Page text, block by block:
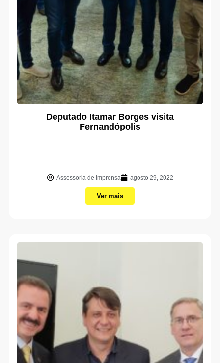
Deputado Itamar Borges visita
Fernandópolis
Assessoria de Imprensa agosto 29, 2022
Ver mais